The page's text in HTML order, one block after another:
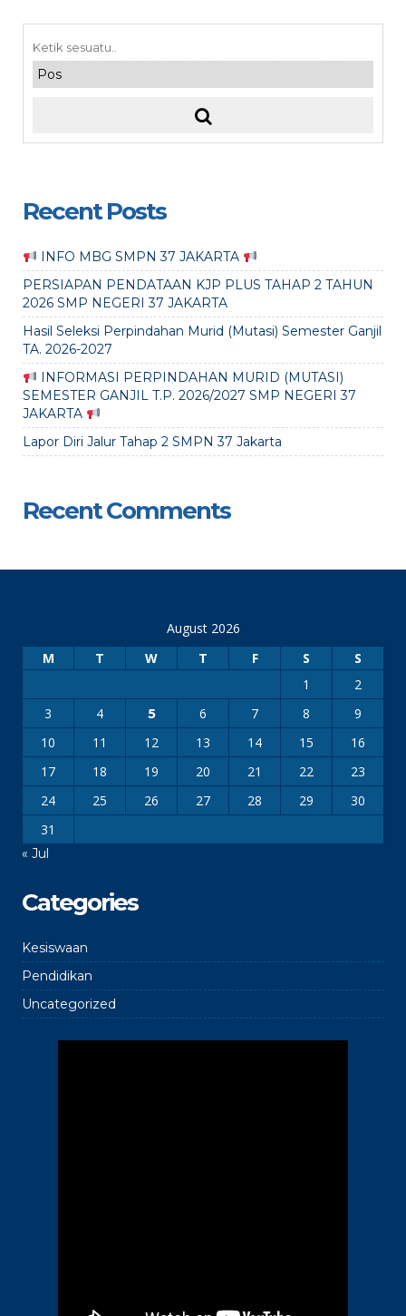
Recent Posts
INFO MBG SMPN 37 JAKARTA
PERSIAPAN PENDATAAN KJP PLUS TAHAP 2 TAHUN
2026 SMP NEGERI 37 JAKARTA
Hasil Seleksi Perpindahan Murid (Mutasi) Semester Ganjil
TA. 2026-2027
INFORMASI PERPINDAHAN MURID (MUTASI)
SEMESTER GANJIL T.P. 2026/2027 SMP NEGERI 37
JAKARTA
Lapor Diri Jalur Tahap 2 SMPN 37 Jakarta
Recent Comments
August 2026
M
T W T F S
S
1
2
3
4 5 6 7 8
9
10
11 12 13 14 15
16
17
18 19 20 21 22
23
24
25 26 27 28 29
30
31
« Jul
Categories
Kesiswaan
Pendidikan
Uncategorized